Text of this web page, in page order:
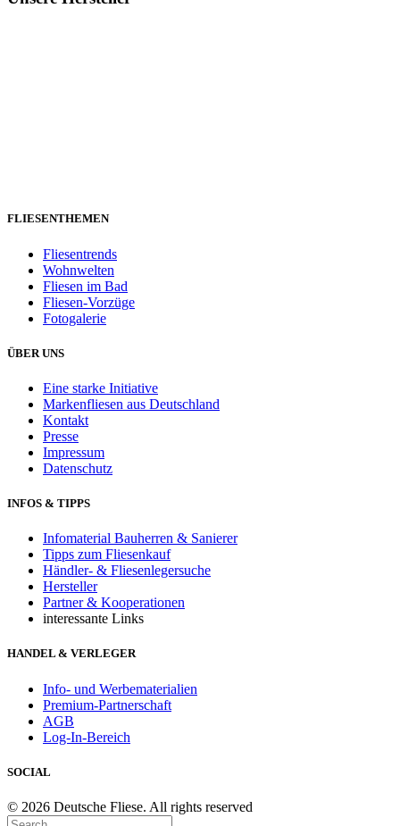
FLIESENTHEMEN
Fliesentrends
Wohnwelten
Fliesen im Bad
Fliesen-Vorzüge
Fotogalerie
ÜBER UNS
Eine starke Initiative
Markenfliesen aus Deutschland
Kontakt
Presse
Impressum
Datenschutz
INFOS & TIPPS
Infomaterial Bauherren & Sanierer
Tipps zum Fliesenkauf
Händler- & Fliesenlegersuche
Hersteller
Partner & Kooperationen
interessante Links
HANDEL & VERLEGER
Info- und Werbematerialien
Premium-Partnerschaft
AGB
Log-In-Bereich
SOCIAL
© 2026 Deutsche Fliese. All rights reserved